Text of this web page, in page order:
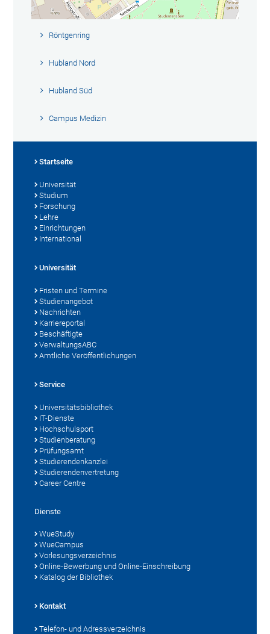
Röntgenring
Hubland Nord
Hubland Süd
Campus Medizin
Startseite
Universität
Studium
Forschung
Lehre
Einrichtungen
International
Universität
Fristen und Termine
Studienangebot
Nachrichten
Karriereportal
Beschäftigte
VerwaltungsABC
Amtliche Veröffentlichungen
Service
Universitätsbibliothek
IT-Dienste
Hochschulsport
Studienberatung
Prüfungsamt
Studierendenkanzlei
Studierendenvertretung
Career Centre
Dienste
WueStudy
WueCampus
Vorlesungsverzeichnis
Online-Bewerbung und Online-Einschreibung
Katalog der Bibliothek
Kontakt
Telefon- und Adressverzeichnis